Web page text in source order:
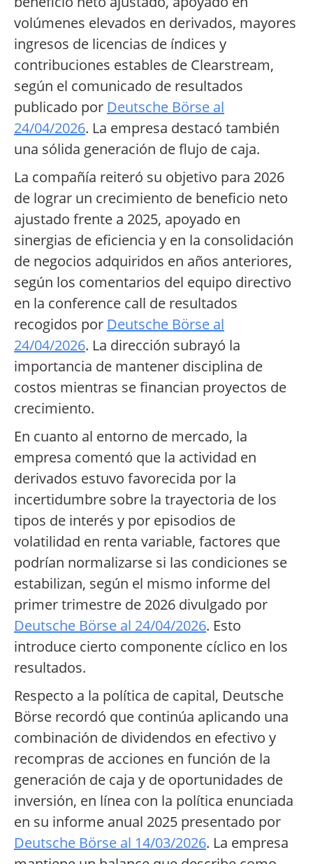
volúmenes elevados en derivados, mayores
ingresos de licencias de índices y
contribuciones estables de Clearstream,
según el comunicado de resultados
publicado por Deutsche Börse al
24/04/2026. La empresa destacó también
una sólida generación de flujo de caja.
La compañía reiteró su objetivo para 2026
de lograr un crecimiento de beneficio neto
ajustado frente a 2025, apoyado en
sinergias de eficiencia y en la consolidación
de negocios adquiridos en años anteriores,
según los comentarios del equipo directivo
en la conference call de resultados
recogidos por Deutsche Börse al
24/04/2026. La dirección subrayó la
importancia de mantener disciplina de
costos mientras se financian proyectos de
crecimiento.
En cuanto al entorno de mercado, la
empresa comentó que la actividad en
derivados estuvo favorecida por la
incertidumbre sobre la trayectoria de los
tipos de interés y por episodios de
volatilidad en renta variable, factores que
podrían normalizarse si las condiciones se
estabilizan, según el mismo informe del
primer trimestre de 2026 divulgado por
Deutsche Börse al 24/04/2026. Esto
introduce cierto componente cíclico en los
resultados.
Respecto a la política de capital, Deutsche
Börse recordó que continúa aplicando una
combinación de dividendos en efectivo y
recompras de acciones en función de la
generación de caja y de oportunidades de
inversión, en línea con la política enunciada
en su informe anual 2025 presentado por
Deutsche Börse al 14/03/2026. La empresa